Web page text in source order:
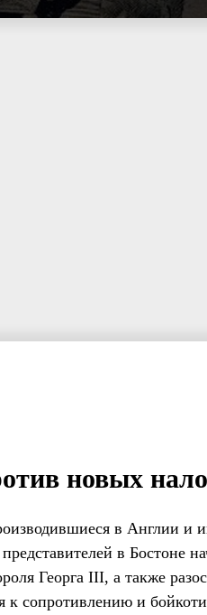
новых
в Англии и
в Бостоне
Георга III, а также
сопротивлению и